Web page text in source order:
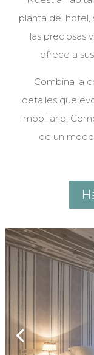
planta del hotel,
las preciosas
ofrece a
Combina la
detalles que
mobiliario.
de un